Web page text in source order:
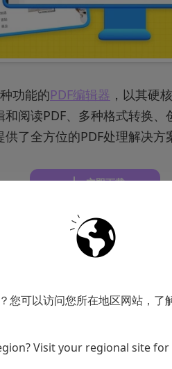
您可以访问您所在地区网站，了
Visit your regional site
功能的PDF编辑器 ，以其硬
阅读PDF、多种格式转换
了全方位的PDF处理解决方
立即下载
可以节省存储空间和提高
理多个PDF文件，用户可以